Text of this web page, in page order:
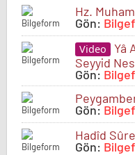
Hz.
Gön:
Video
Yâ
Seyyid
Gön:
Gön:
Hadîd
Gön: